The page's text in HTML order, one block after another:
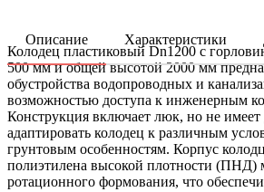
Описание Характеристики
Колодец пластиковый Dn1200 с
500 мм и общей высотой 2000 мм
обустройства водопроводных и
возможностью доступа к инженерным
Конструкция включает люк, но не имеет
адаптировать колодец к различным
грунтовым особенностям. Корпус
полиэтилена высокой плотности (ПНД)
ротационного формования, что